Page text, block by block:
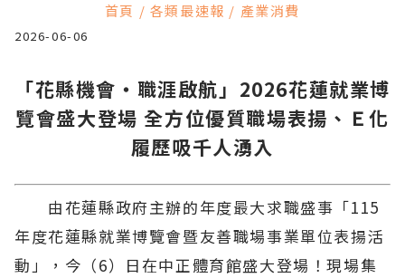
首頁 / 各類最速報 / 產業消費
2026-06-06
「花縣機會・職涯啟航」2026花蓮就業博
覽會盛大登場 全方位優質職場表揚、Ｅ化
履歷吸千人湧入
由花蓮縣政府主辦的年度最大求職盛事「115
年度花蓮縣就業博覽會暨友善職場事業單位表揚活
動」，今（6）日在中正體育館盛大登場！現場集